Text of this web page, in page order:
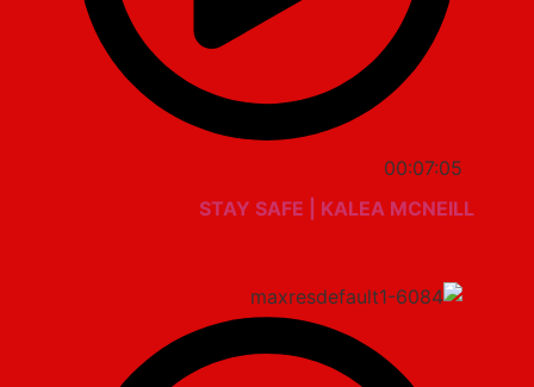
00:07:05
STAY SAFE | KALEA MCNEILL